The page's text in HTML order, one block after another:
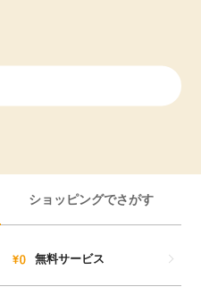
ショッピングでさがす
無料サービス